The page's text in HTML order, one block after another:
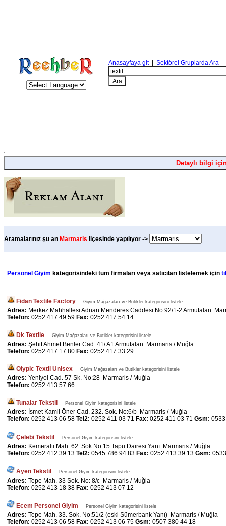
Anasayfaya git| Sektörel Gruplarda Ara
Detaylı bilgi
Aramalarınız şu an Marmaris ilçesinde yapılıyor ->
Personel Giyim kategorisindeki tüm firmaları veya satıcıları listelemek için
Fidan Textile Factory Giyim Mağazaları ve Butikler kategorisini listele
Adres: Merkez Mahhallesi Adnan Menderes Caddesi No:92/1-2 Armutalan
Telefon: 0252 417 49 59 Fax: 0252 417 54 14
Dk Textile Giyim Mağazaları ve Butikler kategorisini listele
Adres: Şehit Ahmet Benler Cad. 41/ A1 Armutalan Marmaris / Muğla
Telefon: 0252 417 17 80 Fax: 0252 417 33 29
Olypic Textil Unisex Giyim Mağazaları ve Butikler kategorisini listele
Adres: Yeniyol Cad. 57 Sk. No:28 Marmaris / Muğla
Telefon: 0252 413 57 66
Tunalar Tekstil Personel Giyim kategorisini listele
Adres: İsmet Kamil Öner Cad. 232. Sok. No:6/b Marmaris / Muğla
Telefon: 0252 413 06 58 Tel2: 0252 411 03 71 Fax: 0252 411 03 71 Gsm:
Çelebi Tekstil Personel Giyim kategorisini listele
Adres: Kemeraltı Mah. 62. Sok No:15 Tapu Dairesi Yanı Marmaris / Muğla
Telefon: 0252 412 39 13 Tel2: 0545 786 94 83 Fax: 0252 413 39 13 Gsm:
Ayen Tekstil Personel Giyim kategorisini listele
Adres: Tepe Mah. 33 Sok. No: 8/c Marmaris / Muğla
Telefon: 0252 413 18 38 Fax: 0252 413 07 12
Ecem Personel Giyim Personel Giyim kategorisini listele
Adres: Tepe Mah. 33. Sok. No:51/2 (eski Sümerbank Yanı) Marmaris / Muğla
Telefon: 0252 413 06 58 Fax: 0252 413 06 75 Gsm: 0507 380 44 18